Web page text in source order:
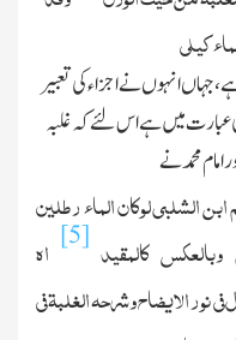
کیلی
، جہاں انہوں نے اجزاء کی تعبیر
عبارت میں ہے اس لئے کہ غلبہ
محمد نے
الشلبی لوکان الماء رطلین
کالمقید [5] اھ
نور الایضاح وشرحہ الغلبۃ فی